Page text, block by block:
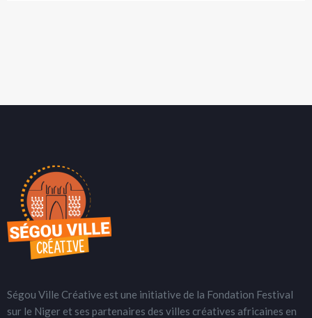
Ségou Ville Créative est une initiative de la Fondation Festival
sur le Niger et ses partenaires des villes créatives africaines en